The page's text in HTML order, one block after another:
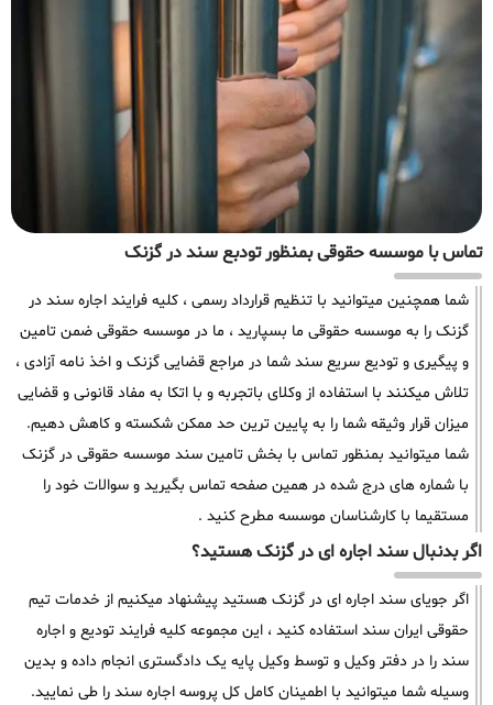
تماس با موسسه حقوقی بمنظور تودبع سند در گزنک
شما همچنین میتوانید با تنظیم قرارداد رسمی ، کلیه فرایند اجاره سند در
گزنک را به موسسه حقوقی ما بسپارید ، ما در موسسه حقوقی ضمن تامین
و پیگیری و تودیع سریع سند شما در مراجع قضایی گزنک و اخذ نامه آزادی ،
تلاش میکنند با استفاده از وکلای باتجربه و با اتکا به مفاد قانونی و قضایی
میزان قرار وثیقه شما را به پایین ترین حد ممکن شکسته و کاهش دهیم.
شما میتوانید بمنظور تماس با بخش تامین سند موسسه حقوقی در گزنک
با شماره های درج شده در همین صفحه تماس بگیرید و سوالات خود را
مستقیما با کارشناسان موسسه مطرح کنید .
اگر بدنبال سند اجاره ای در گزنک هستید؟
اگر جویای سند اجاره ای در گزنک هستید پیشنهاد میکنیم از خدمات تیم
حقوقی ایران سند استفاده کنید ، این مجموعه کلیه فرایند تودیع و اجاره
سند را در دفتر وکیل و توسط وکیل پایه یک دادگستری انجام داده و بدین
وسیله شما میتوانید با اطمینان کامل کل پروسه اجاره سند را طی نمایید.